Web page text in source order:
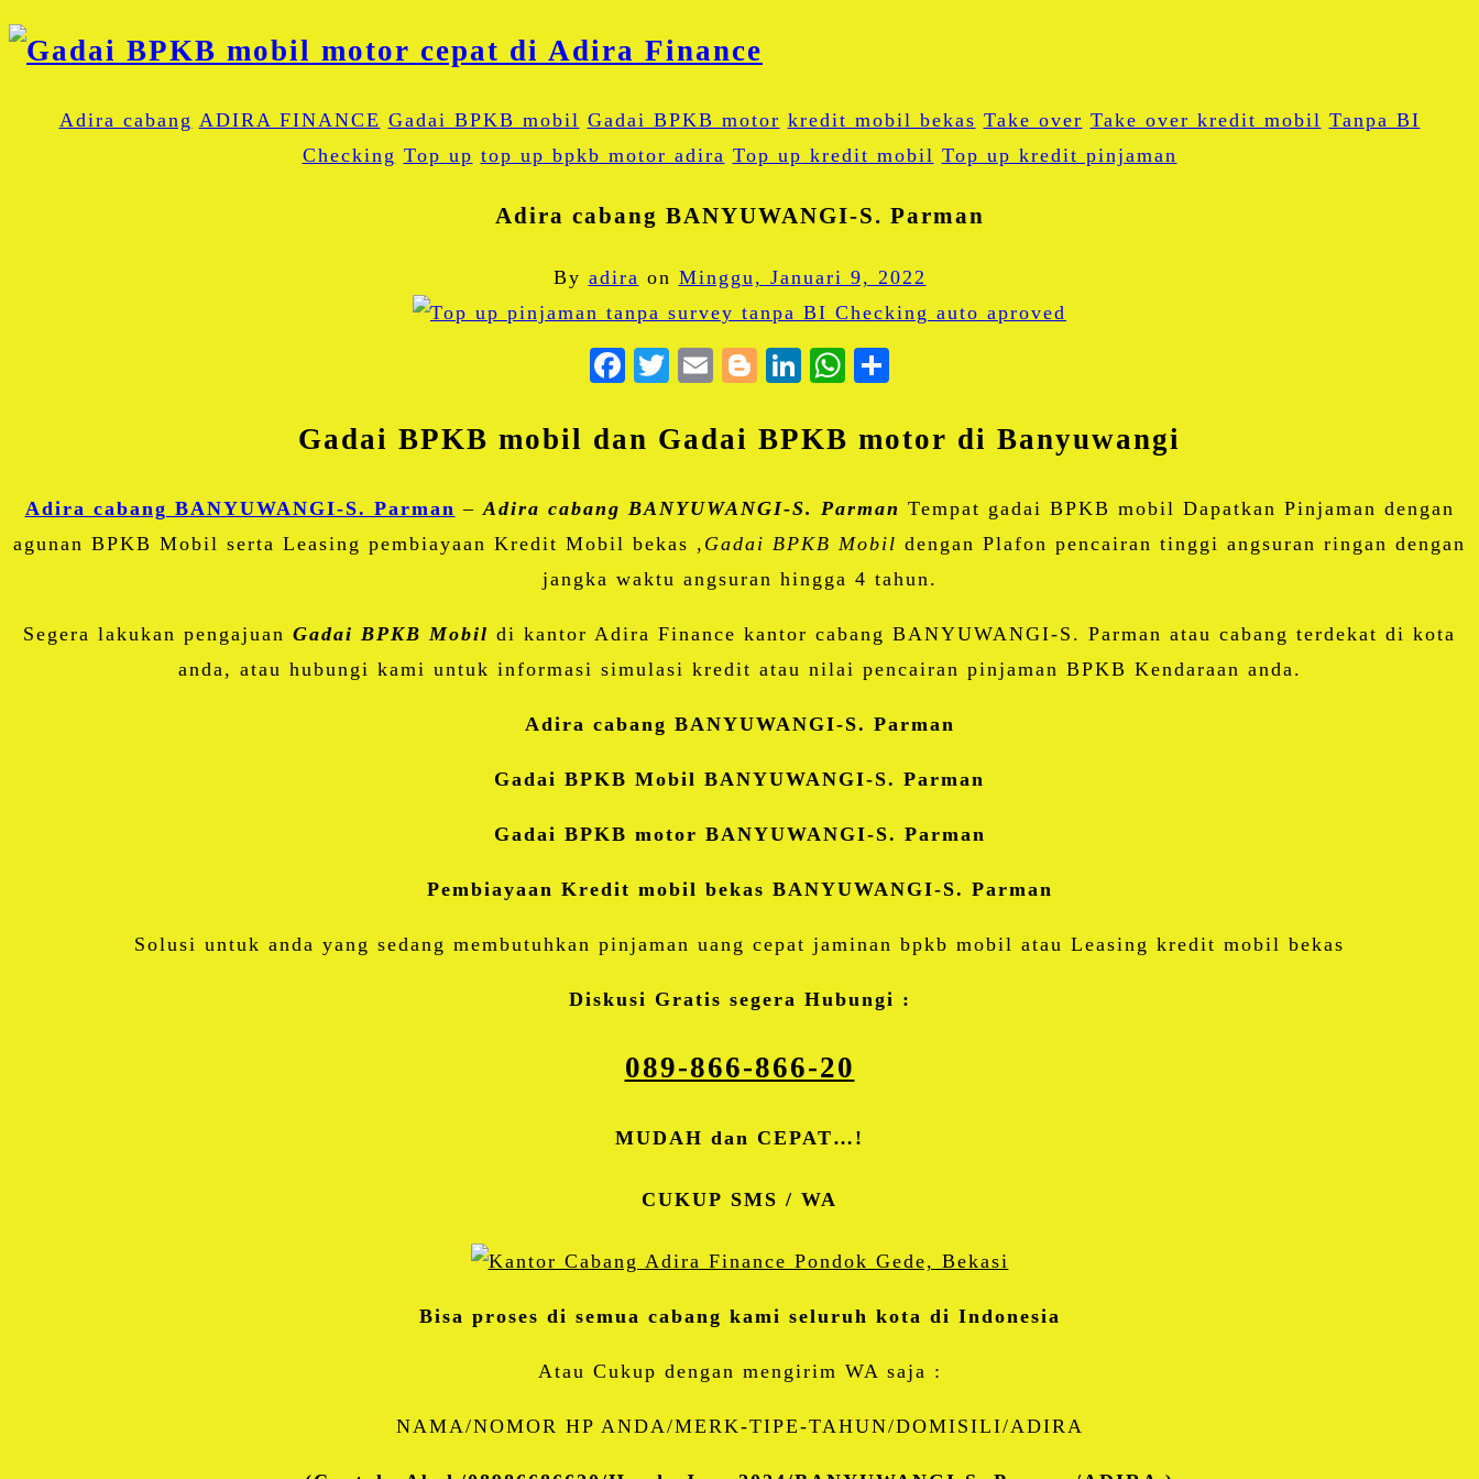
Adira cabang ADIRA FINANCE Gadai BPKB mobil Gadai BPKB motor kredit mobil bekas Take over Take over kredit mobil Tanpa BI
Checking Top up top up bpkb motor adira Top up kredit mobil Top up kredit pinjaman
Adira cabang BANYUWANGI-S. Parman
By adira on Minggu, Januari 9, 2022
Facebook
Twitter
EmailBlogger
LinkedIn
WhatsApp
Gadai BPKB mobil dan Gadai BPKB motor di Banyuwangi
Adira cabang BANYUWANGI-S. Parman – Adira cabang BANYUWANGI-S. Parman Tempat gadai BPKB mobil Dapatkan Pinjaman dengan
agunan BPKB Mobil serta Leasing pembiayaan Kredit Mobil bekas , Gadai BPKB Mobil dengan Plafon pencairan tinggi angsuran ringan dengan
jangka waktu angsuran hingga 4 tahun.
Segera lakukan pengajuan Gadai BPKB Mobil di kantor Adira Finance kantor cabang BANYUWANGI-S. Parman atau cabang terdekat di kota
anda, atau hubungi kami untuk informasi simulasi kredit atau nilai pencairan pinjaman BPKB Kendaraan anda.
Adira cabang BANYUWANGI-S. Parman
Gadai BPKB Mobil BANYUWANGI-S. Parman
Gadai BPKB motor BANYUWANGI-S. Parman
Pembiayaan Kredit mobil bekas BANYUWANGI-S. Parman
Solusi untuk anda yang sedang membutuhkan pinjaman uang cepat jaminan bpkb mobil atau Leasing kredit mobil bekas
Diskusi Gratis segera Hubungi :
089-866-866-20
MUDAH dan CEPAT…!
CUKUP SMS / WA
Bisa proses di semua cabang kami seluruh kota di Indonesia
Atau Cukup dengan mengirim WA saja :
NAMA/NOMOR HP ANDA/MERK-TIPE-TAHUN/DOMISILI/ADIRA